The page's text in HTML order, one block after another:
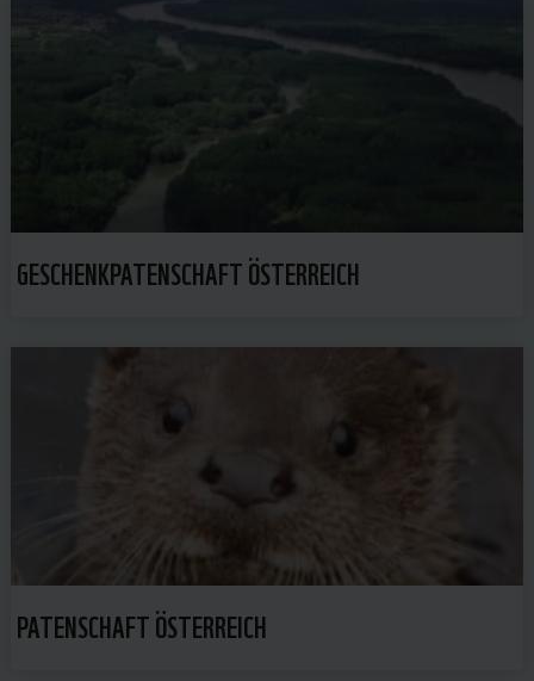
GESCHENKPATENSCHAFT ÖSTERREICH
PATENSCHAFT ÖSTERREICH